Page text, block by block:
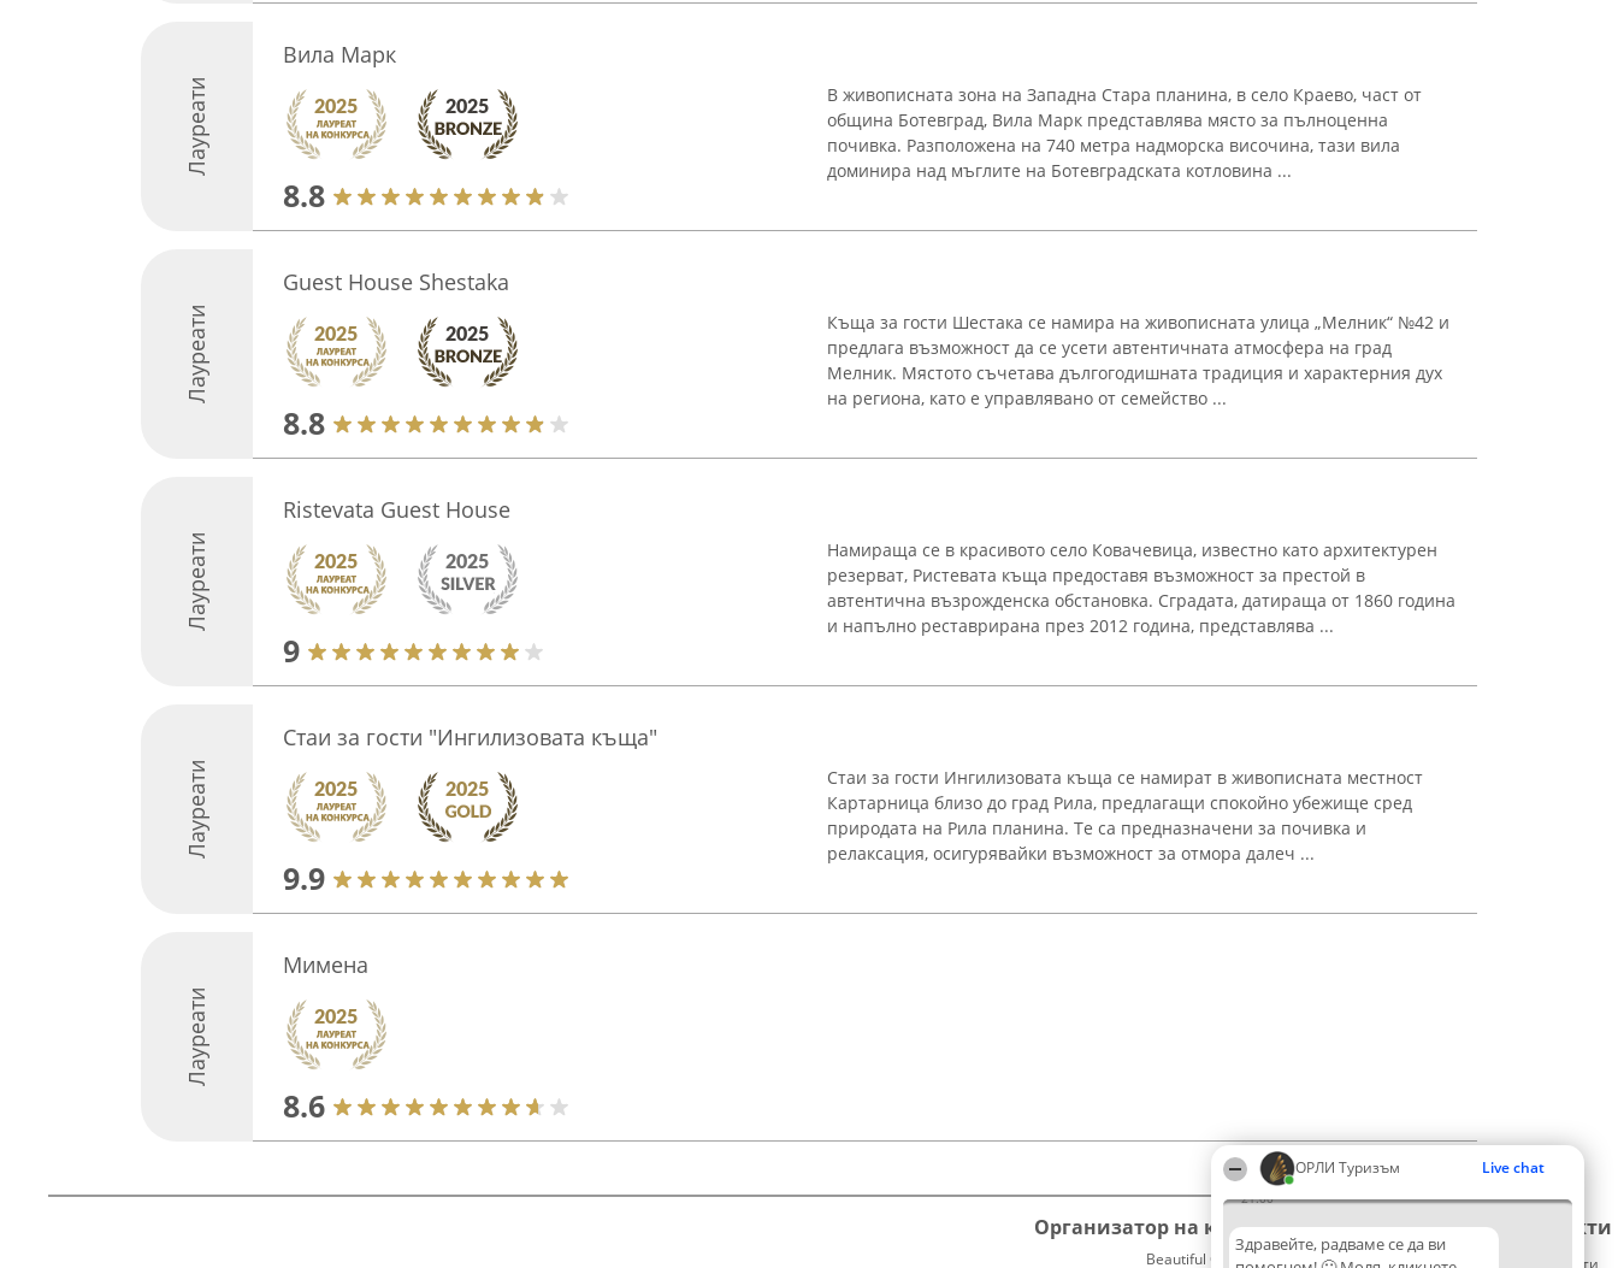
ОРЛИ Туризъм Live chat
21:00
Здравейте, радваме се да ви
Лауреати
Вила Марк
8.8
В живописната зона на Западна Стара планина, в село Краево, част от
община Ботевград, Вила Марк представлява място за пълноценна
почивка. Разположена на 740 метра надморска височина, тази вила
доминира над мъглите на Ботевградската котловина ...
Лауреати
Guest House Shestaka
8.8
Къща за гости Шестака се намира на живописната улица „Мелник“ №42 и
предлага възможност да се усети автентичната атмосфера на град
Мелник. Мястото съчетава дългогодишната традиция и характерния дух
на региона, като е управлявано от семейство ...
Лауреати
Ristevata Guest House
9
Намираща се в красивото село Ковачевица, известно като архитектурен
резерват, Ристевата къща предоставя възможност за престой в
автентична възрожденска обстановка. Сградата, датираща от 1860 година
и напълно реставрирана през 2012 година, представлява ...
Лауреати
Стаи за гости "Ингилизовата къща"
9.9
Стаи за гости Ингилизовата къща се намират в живописната местност
Картарница близо до град Рила, предлагащи спокойно убежище сред
природата на Рила планина. Те са предназначени за почивка и
релаксация, осигурявайки възможност за отмора далеч ...
Лауреати
Мимена
8.6
Организатор на класиране
Beautiful Company S.R.L.
Класация
Победители
Контакти
Контакти